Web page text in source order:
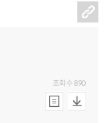
조회수890